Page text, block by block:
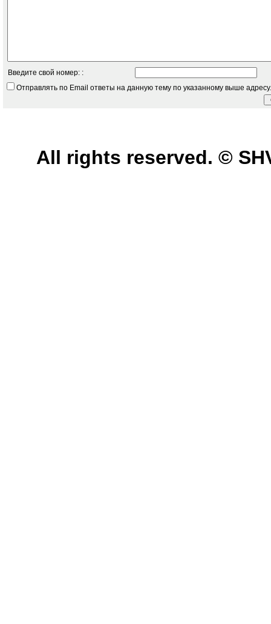
Введите свой номер: :
Отправлять по Email ответы на данную тему по указанному выше адресу.
All rights reserved. ©